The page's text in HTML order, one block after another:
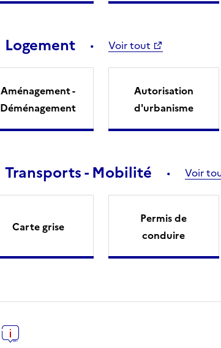
Logement Voir tout
Aménagement -
Déménagement
Autorisation
d'urbanisme
Transports - Mobilité Voir
Carte grise
Permis de
conduire